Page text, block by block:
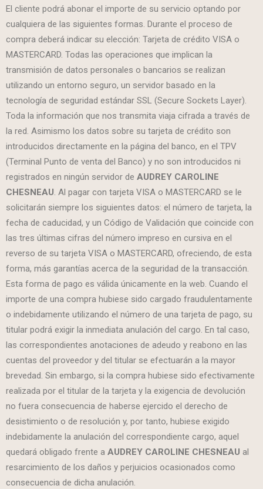
El cliente podrá abonar el importe de su servicio optando por
cualquiera de las siguientes formas. Durante el proceso de
compra deberá indicar su elección: Tarjeta de crédito VISA o
MASTERCARD. Todas las operaciones que implican la
transmisión de datos personales o bancarios se realizan
utilizando un entorno seguro, un servidor basado en la
tecnología de seguridad estándar SSL (Secure Sockets Layer).
Toda la información que nos transmita viaja cifrada a través de
la red. Asimismo los datos sobre su tarjeta de crédito son
introducidos directamente en la página del banco, en el TPV
(Terminal Punto de venta del Banco) y no son introducidos ni
registrados en ningún servidor de AUDREY CAROLINE
CHESNEAU. Al pagar con tarjeta VISA o MASTERCARD se le
solicitarán siempre los siguientes datos: el número de tarjeta, la
fecha de caducidad, y un Código de Validación que coincide con
las tres últimas cifras del número impreso en cursiva en el
reverso de su tarjeta VISA o MASTERCARD, ofreciendo, de esta
forma, más garantías acerca de la seguridad de la transacción.
Esta forma de pago es válida únicamente en la web. Cuando el
importe de una compra hubiese sido cargado fraudulentamente
o indebidamente utilizando el número de una tarjeta de pago, su
titular podrá exigir la inmediata anulación del cargo. En tal caso,
las correspondientes anotaciones de adeudo y reabono en las
cuentas del proveedor y del titular se efectuarán a la mayor
brevedad. Sin embargo, si la compra hubiese sido efectivamente
realizada por el titular de la tarjeta y la exigencia de devolución
no fuera consecuencia de haberse ejercido el derecho de
desistimiento o de resolución y, por tanto, hubiese exigido
indebidamente la anulación del correspondiente cargo, aquel
quedará obligado frente a AUDREY CAROLINE CHESNEAU al
resarcimiento de los daños y perjuicios ocasionados como
consecuencia de dicha anulación.